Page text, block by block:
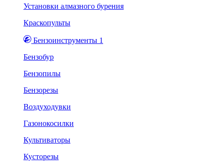
Установки алмазного бурения
Краскопульты
Бензоинструменты 1
Бензобур
Бензопилы
Бензорезы
Воздуходувки
Газонокосилки
Культиваторы
Кусторезы